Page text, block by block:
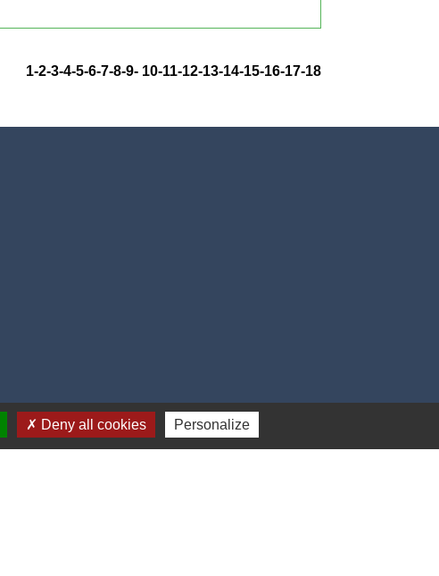
1-2-3-4-5-6-7-8-9- 10-11-12-13-14-15-16-17-18
Deny all cookies Personalize